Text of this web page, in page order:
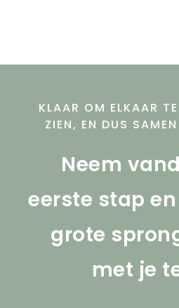
KLAAR OM ELKAAR
ZIEN, EN DUS
Neem
eerste stap
grote
met je